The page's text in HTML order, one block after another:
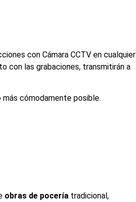
con Cámara CCTV en cualquier
con las grabaciones, transmitirán a
cómodamente posible.
obras de pocería tradicional,